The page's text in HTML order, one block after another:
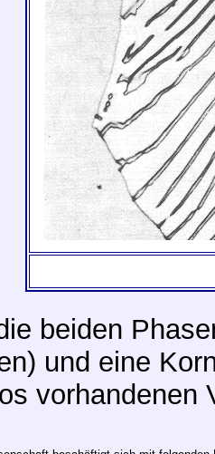
beiden
und eine
vorhandenen